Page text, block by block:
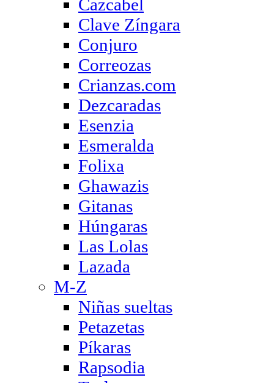
Cazcabel
Clave Zíngara
Conjuro
Correozas
Crianzas.com
Dezcaradas
Esenzia
Esmeralda
Folixa
Ghawazis
Gitanas
Húngaras
Las Lolas
Lazada
M-Z
Niñas sueltas
Petazetas
Píkaras
Rapsodia